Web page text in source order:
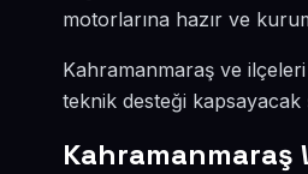
motorlarına hazır ve
Kahramanmaraş ve ilçeleri
teknik desteği
Kahramanmaraş